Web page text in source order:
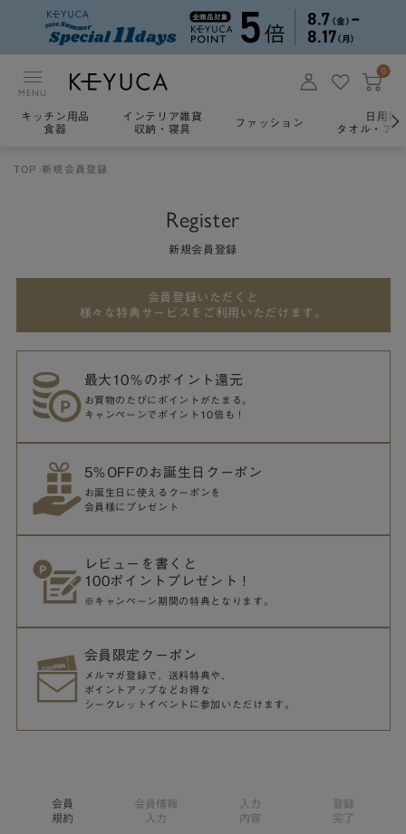
MENU
0
キッチン用品
食器
インテリア雑貨
収納・寝具
ファッション
日用雑
タオル・ア
TOP 新規会員登録
Register
新規会員登録
会員登録いただくと
様々な特典サービスをご利用いただけます。
最大10％のポイント還元
お買物のたびにポイントがたまる。
キャンペーンでポイント10倍も！
5％OFFのお誕生日クーポン
お誕生日に使えるクーポンを
会員様にプレゼント
レビューを書くと
100ポイントプレゼント！
※キャンペーン期間の特典となります。
会員限定クーポン
メルマガ登録で、送料特典や、
ポイントアップなどお得な
シークレットイベントに参加いただけます。
会員
規約
会員情報
入力
入力
内容
登録
完了